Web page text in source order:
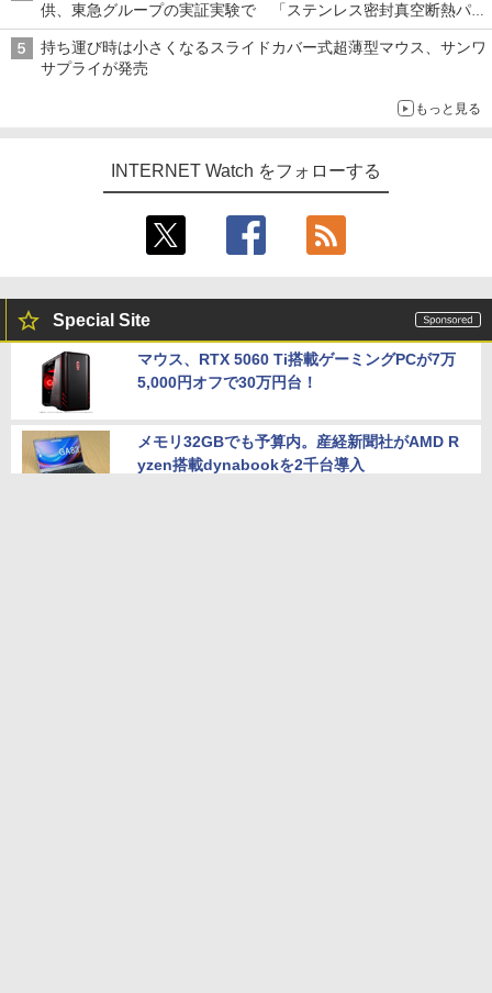
供、東急グループの実証実験で 「ステンレス密封真空断熱パネ
ル TIVIP」
持ち運び時は小さくなるスライドカバー式超薄型マウス、サンワ
サプライが発売
もっと見る
INTERNET Watch をフォローする
Special Site
マウス、RTX 5060 Ti搭載ゲーミングPCが7万
5,000円オフで30万円台！
メモリ32GBでも予算内。産経新聞社がAMD R
yzen搭載dynabookを2千台導入